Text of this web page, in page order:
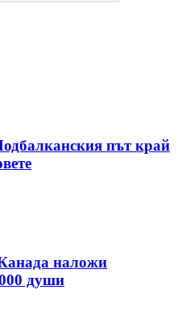
път край
наложи
души